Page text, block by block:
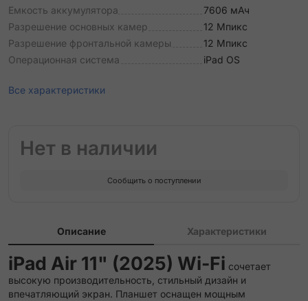
Емкость аккумулятора
7606 мАч
Разрешение основных камер
12 Мпикс
Разрешение фронтальной камеры
12 Мпикс
Операционная система
iPad OS
Все характеристики
Нет в наличии
Сообщить о поступлении
Описание Характеристики
iPad Air 11" (2025) Wi-Fi сочетает
высокую производительность, стильный дизайн и
впечатляющий экран. Планшет оснащен мощным